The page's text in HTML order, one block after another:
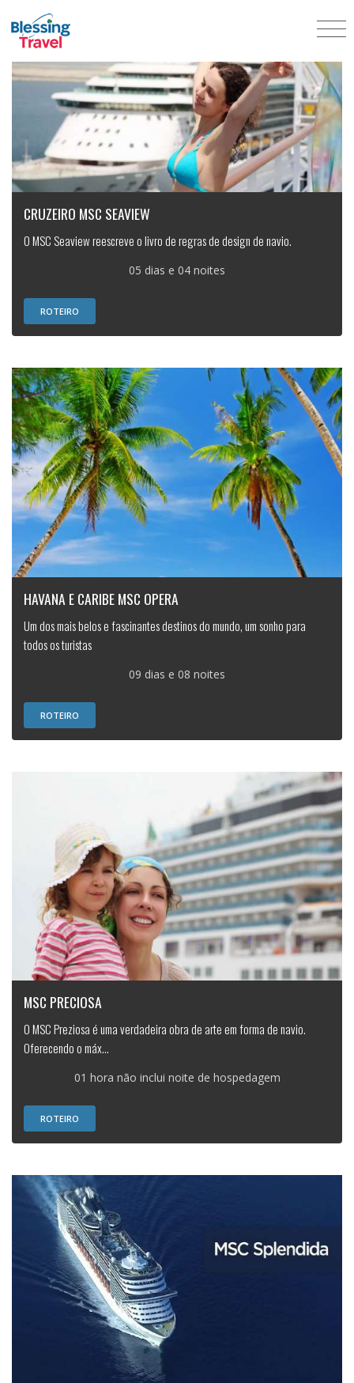
CRUZEIRO MSC SEAVIEW
O MSC Seaview reescreve o livro de regras de design de navio.
05 dias e 04 noites
ROTEIRO
HAVANA E CARIBE MSC OPERA
Um dos mais belos e fascinantes destinos do mundo, um sonho para
todos os turistas
09 dias e 08 noites
ROTEIRO
MSC PRECIOSA
O MSC Preziosa é uma verdadeira obra de arte em forma de navio.
Oferecendo o máx...
01 hora não inclui noite de hospedagem
ROTEIRO